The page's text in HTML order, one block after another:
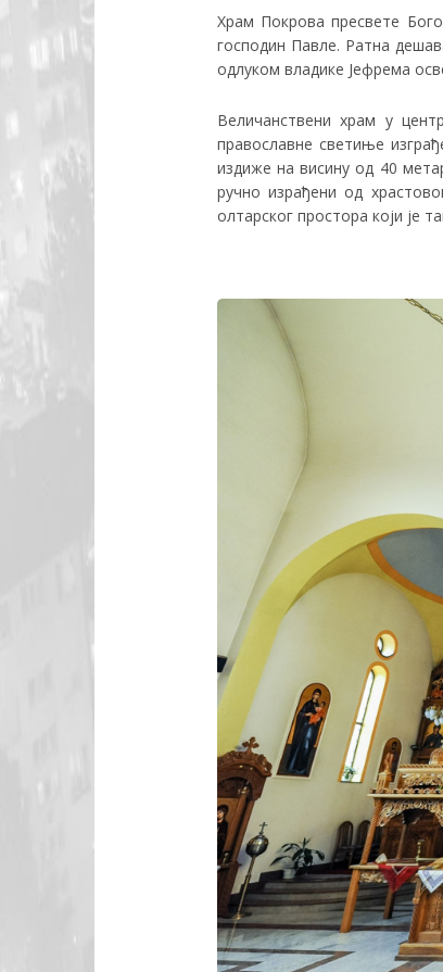
Храм Покрова пресвете
господин Павле. Ратна
одлуком владике Јефрема
Величанствени храм у
православне светиње
издиже на висину од 40
ручно израђени од
олтарског простора који је